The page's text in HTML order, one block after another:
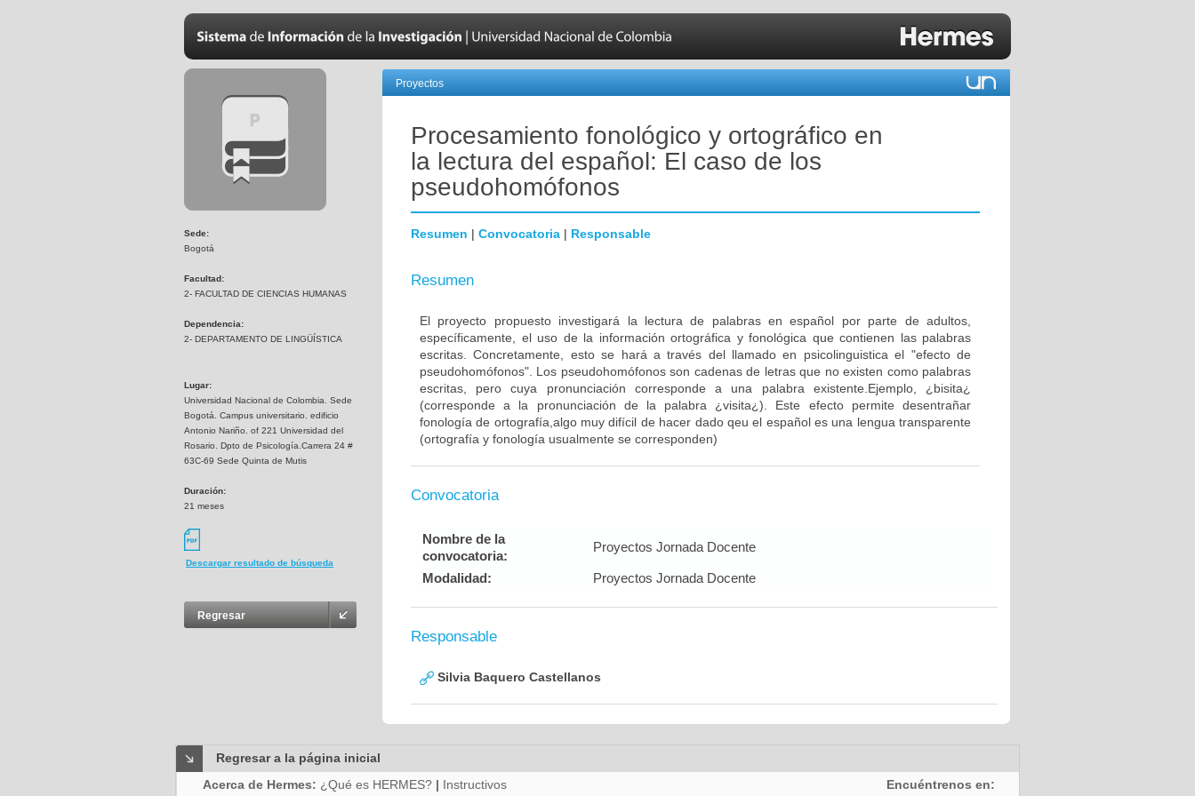
Sede:
Bogotá
Facultad:
2- FACULTAD DE CIENCIAS HUMANAS
Dependencia:
2- DEPARTAMENTO DE LINGÜÍSTICA
Lugar:
Universidad Nacional de Colombia. Sede
Bogotá. Campus universitario. edificio
Antonio Nariño. of 221 Universidad del
Rosario. Dpto de Psicología.Carrera 24 #
63C-69 Sede Quinta de Mutis
Duración:
21 meses
Descargar resultado de búsqueda
Regresar
Proyectos
Procesamiento fonológico y ortográfico en
la lectura del español: El caso de los
pseudohomófonos
Resumen | Convocatoria | Responsable
Resumen
El proyecto propuesto investigará la lectura de palabras en español por parte de adultos,
específicamente, el uso de la información ortográfica y fonológica que contienen las palabras
escritas. Concretamente, esto se hará a través del llamado en psicolinguistica el "efecto de
pseudohomófonos". Los pseudohomófonos son cadenas de letras que no existen como palabras
escritas, pero cuya pronunciación corresponde a una palabra existente.Ejemplo, ¿bisita¿
(corresponde a la pronunciación de la palabra ¿visita¿). Este efecto permite desentrañar
fonología de ortografía,algo muy difícil de hacer dado qeu el español es una lengua transparente
(ortografía y fonología usualmente se corresponden)
Convocatoria
Nombre de la
convocatoria:
Proyectos Jornada Docente
Modalidad: Proyectos Jornada Docente
Responsable
Silvia Baquero Castellanos
Regresar a la página inicial
Acerca de Hermes: ¿Qué es HERMES? | Instructivos Encuéntrenos en: